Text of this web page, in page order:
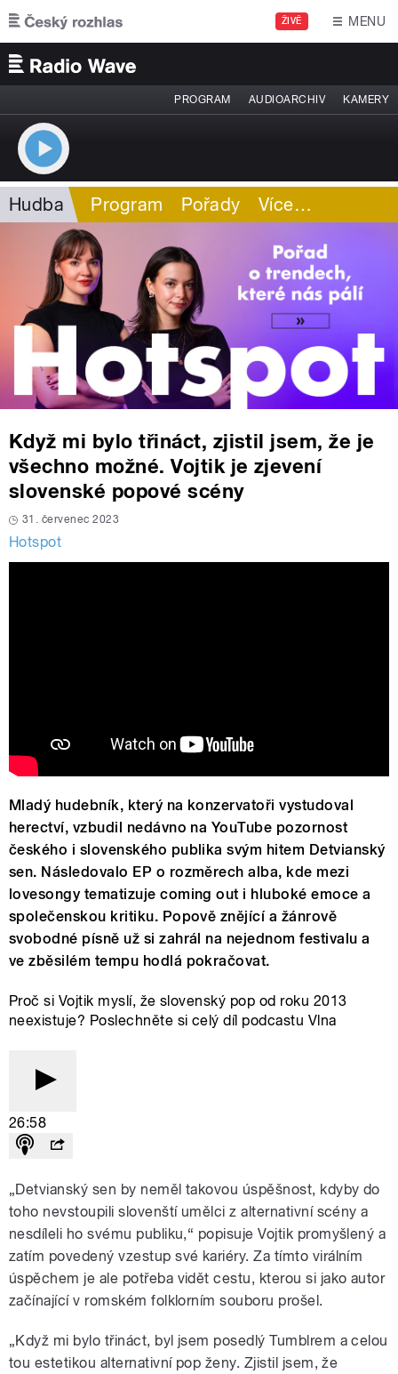
Přejít k hlavnímu obsahu
ŽIVĚ MENU
PROGRAM AUDIOARCHIV KAMERY
Hudba Program Pořady Více…
Když mi bylo třináct, zjistil jsem, že je
všechno možné. Vojtik je zjevení
slovenské popové scény
31. červenec 2023
Hotspot
Mladý hudebník, který na konzervatoři vystudoval
herectví, vzbudil nedávno na YouTube pozornost
českého i slovenského publika svým hitem Detvianský
sen. Následovalo EP o rozměrech alba, kde mezi
lovesongy tematizuje coming out i hluboké emoce a
společenskou kritiku. Popově znějící a žánrově
svobodné písně už si zahrál na nejednom festivalu a
ve zběsilém tempu hodlá pokračovat.
Proč si Vojtik myslí, že slovenský pop od roku 2013
neexistuje? Poslechněte si celý díl podcastu Vlna
26:58
„Detvianský sen by neměl takovou úspěšnost, kdyby do
toho nevstoupili slovenští umělci z alternativní scény a
nesdíleli ho svému publiku,“ popisuje Vojtik promyšlený a
zatím povedený vzestup své kariéry. Za tímto virálním
úspěchem je ale potřeba vidět cestu, kterou si jako autor
začínající v romském folklorním souboru prošel.
„Když mi bylo třináct, byl jsem posedlý Tumblrem a celou
tou estetikou alternativní pop ženy. Zjistil jsem, že